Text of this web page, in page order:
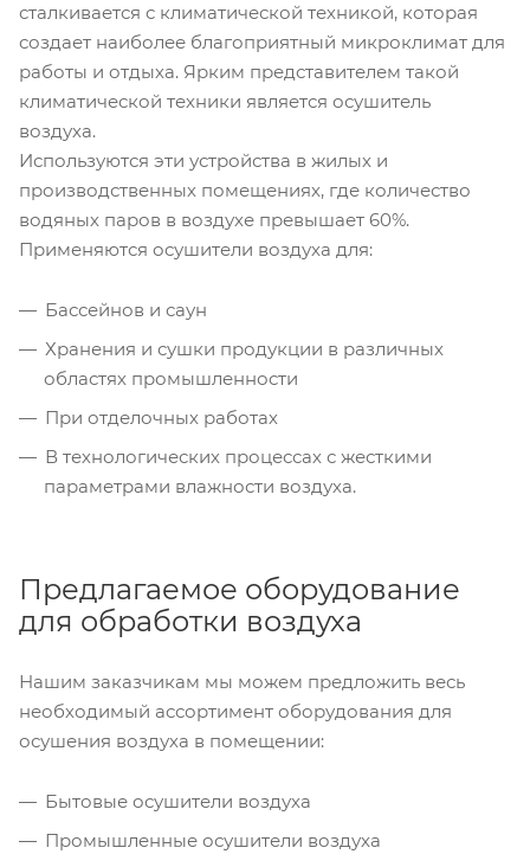
сталкивается с климатической техникой, которая
создает наиболее благоприятный микроклимат для
работы и отдыха. Ярким представителем такой
климатической техники является осушитель
воздуха.
Используются эти устройства в жилых и
производственных помещениях, где количество
водяных паров в воздухе превышает 60%.
Применяются осушители воздуха для:
Бассейнов и саун
Хранения и сушки продукции в различных
областях промышленности
При отделочных работах
В технологических процессах с жесткими
параметрами влажности воздуха.
Предлагаемое оборудование
для обработки воздуха
Нашим заказчикам мы можем предложить весь
необходимый ассортимент оборудования для
осушения воздуха в помещении:
Бытовые осушители воздуха
Промышленные осушители воздуха